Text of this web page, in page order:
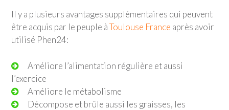
Il y a plusieurs avantages supplémentaires qui peuvent
être acquis par le peuple àToulouse France après avoir
utilisé Phen24:
Améliore l’alimentation régulière et aussi
l’exercice
Améliore le métabolisme
Décompose et brûle aussi les graisses, les